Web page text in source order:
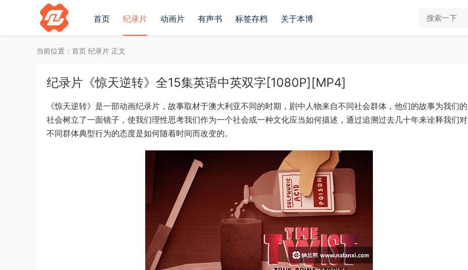
首页 纪录片 动画片 有声书 标签存档 关于本博
当前位置： 首页 纪录片 正文
纪录片《惊天逆转》全15集英语中英双字[1080P][MP4]
《惊天逆转》是一部动画纪录片，故事取材于澳大利亚不同的时期，剧中人物来自不同社会群体，他们的故事为我们的
社会树立了一面镜子，使我们理性思考我们作为一个社会或一种文化应当如何描述，通过追溯过去几十年来诠释我们对
不同群体典型行为的态度是如何随着时间而改变的。